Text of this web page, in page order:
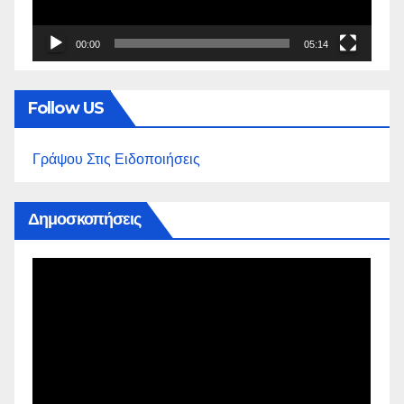
00:00 05:14
Follow US
Γράψου Στις Ειδοποιήσεις
Δημοσκοπήσεις